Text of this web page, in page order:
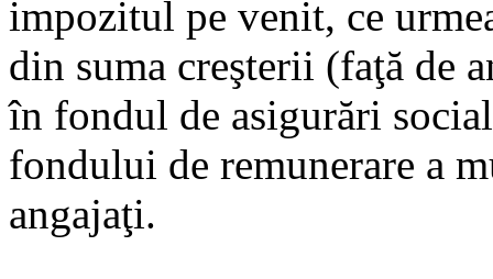
impozitul pe venit, ce
din suma creşterii (faţă de
în fondul de asigurări
fondului de remunerare a
angajaţi.